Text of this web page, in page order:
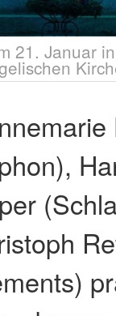
21. Januar